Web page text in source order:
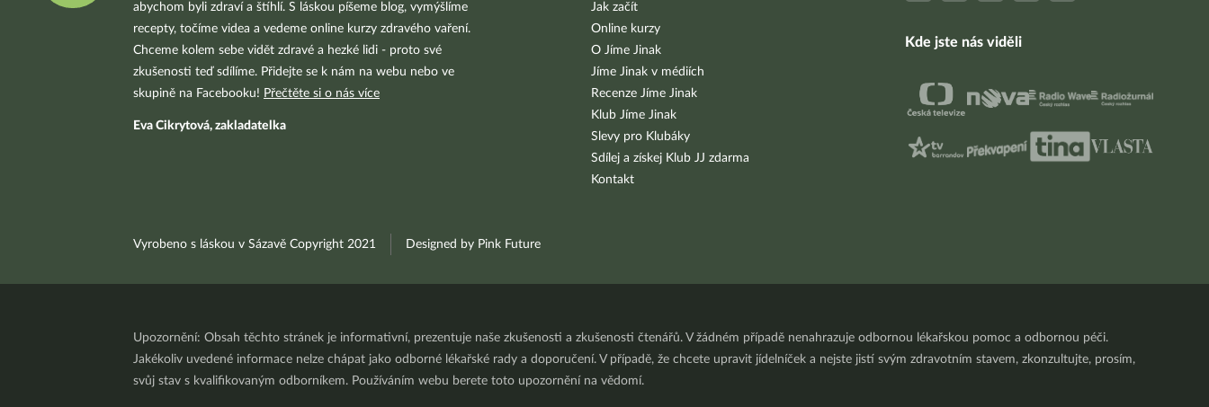
abychom byli zdraví a štíhlí. S láskou píšeme blog, vymýšlíme
recepty, točíme videa a vedeme online kurzy zdravého vaření.
Chceme kolem sebe vidět zdravé a hezké lidi - proto své
zkušenosti teď sdílíme. Přidejte se k nám na webu nebo ve
skupině na Facebooku! Přečtěte si o nás více
Eva Cikrytová, zakladatelka
Jak začít
Online kurzy
O Jíme Jinak
Jíme Jinak v médiích
Recenze Jíme Jinak
Klub Jíme Jinak
Slevy pro Klubáky
Sdílej a získej Klub JJ zdarma
Kontakt
Kde jste nás viděli
Vyrobeno s láskou v Sázavě Copyright 2021 Designed by Pink Future
Upozornění: Obsah těchto stránek je informativní, prezentuje naše zkušenosti a zkušenosti čtenářů. V žádném případě nenahrazuje odbornou lékařskou pomoc a odbornou péči.
Jakékoliv uvedené informace nelze chápat jako odborné lékařské rady a doporučení. V případě, že chcete upravit jídelníček a nejste jistí svým zdravotním stavem, zkonzultujte, prosím,
svůj stav s kvalifikovaným odborníkem. Používáním webu berete toto upozornění na vědomí.